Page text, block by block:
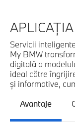
Servicii
My BMW
digitală a
ideal către
şi informative,
Avantaje